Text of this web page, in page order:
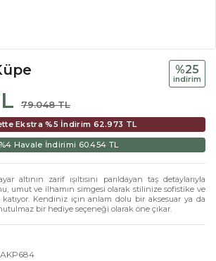
79.048 TL
%25
i̇ndi̇ri̇m
Ekstra %5 İndirim 62.973 TL
%4 Havale İndirimi 60.454 TL
altının zarif ışıltısını parıldayan taş detaylarıyla
umut ve ilhamın simgesi olarak stilinize sofistike ve
Kendiniz için anlam dolu bir aksesuar ya da
bir hediye seçeneği olarak öne çıkar.